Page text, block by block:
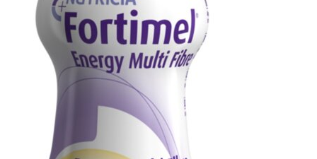
Оставить отзыв
Оформление заказа
Подтверждение заказа
Скидки